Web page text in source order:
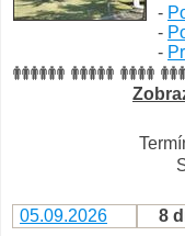
-
-
-
05.09.2026 8